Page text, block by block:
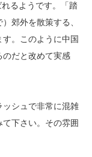
るようです。「踏
郊外を散策する、
。このように中国
のだと改めて実感
シュで非常に混雑
下さい。その雰囲